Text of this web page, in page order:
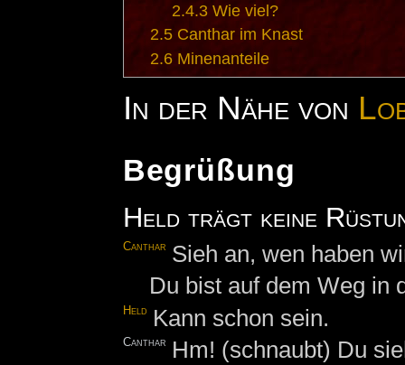
2.4.3 Wie viel?
2.5 Canthar im Knast
2.6 Minenanteile
In der Nähe von
Begrüßung
Held trägt keine
Canthar Sieh an, wen haben
Du bist auf dem Weg in
Held Kann schon sein.
Canthar
Hm! (schnaubt) Du